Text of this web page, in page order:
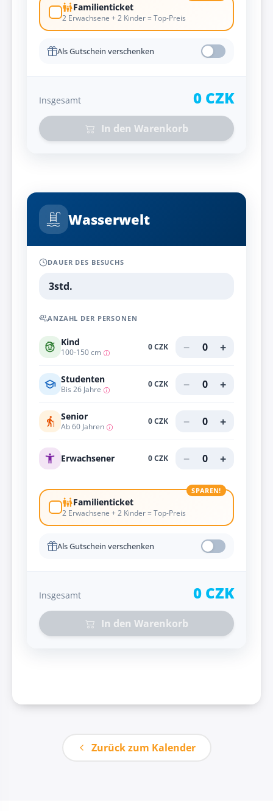
Familienticket
2 Erwachsene + 2 Kinder = Top-Preis
Als Gutschein verschenken
Insgesamt 0 CZK
In den Warenkorb
Wasserwelt
DAUER DES BESUCHS
3std.
ANZAHL DER PERSONEN
Kind
100-150 cm 0 CZK − 0 +
Studenten
Bis 26 Jahre 0 CZK − 0 +
Senior
Ab 60 Jahren 0 CZK − 0 +
Erwachsener 0 CZK − 0 +
Familienticket
2 Erwachsene + 2 Kinder = Top-Preis
SPAREN!
Als Gutschein verschenken
Insgesamt 0 CZK
In den Warenkorb
Zurück zum Kalender